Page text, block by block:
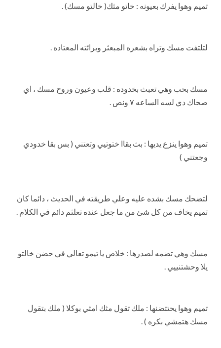
تميم وهوا يفرك بعيونه : خاتو مثك( خالتو مسك) .
لتلتفت مسك وتراه بشعره المبعثر وبرائته المعتاده .
مسك بحب وهي تعبث بخدوده : قلب وعيون وروح مسك ، اي
صحاك دي لسه الساعه ٧ ونص .
تميم وهوا ينزع يديها : بث بقاا ختوتيي وتعتني ( بس بقا خدودي
وجعتني )
لتضحك مسك بشده عليه وعلي طريقته في الحديث ، دائما كان
تميم يخاف من كل شئ من ما جعل عنده تعلثم دائم في الكلام .
مسك وهي تضمه لصدرها : خلاص يا تيمو تعالي في حضن خالتو
يلا وحشتنييي .
تميم وهوا يحتتضنها : ملك تقول مثك امثي بوكلا ( ملك بتقول
مسك هتمشي بكره ) .